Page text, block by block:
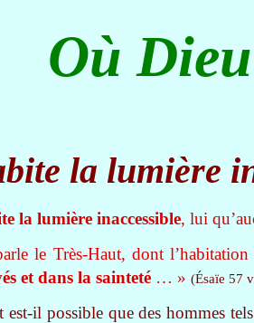
Où
la lumière
la lumière inaccessible, lui
le Très-Haut, dont
et dans la sainteté … » (Ésaïe 57
est-il possible que des hommes